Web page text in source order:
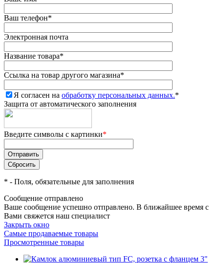
Ваш телефон*
Электронная почта
Название товара*
Ссылка на товар другого магазина*
Я согласен на обработку персональных данных.*
Защита от автоматического заполнения
Введите символы с картинки*
* - Поля, обязательные для заполнения
Сообщение отправлено
Ваше сообщение успешно отправлено. В ближайшее время с
Вами свяжется наш специалист
Закрыть окно
Самые продаваемые товары
Просмотренные товары